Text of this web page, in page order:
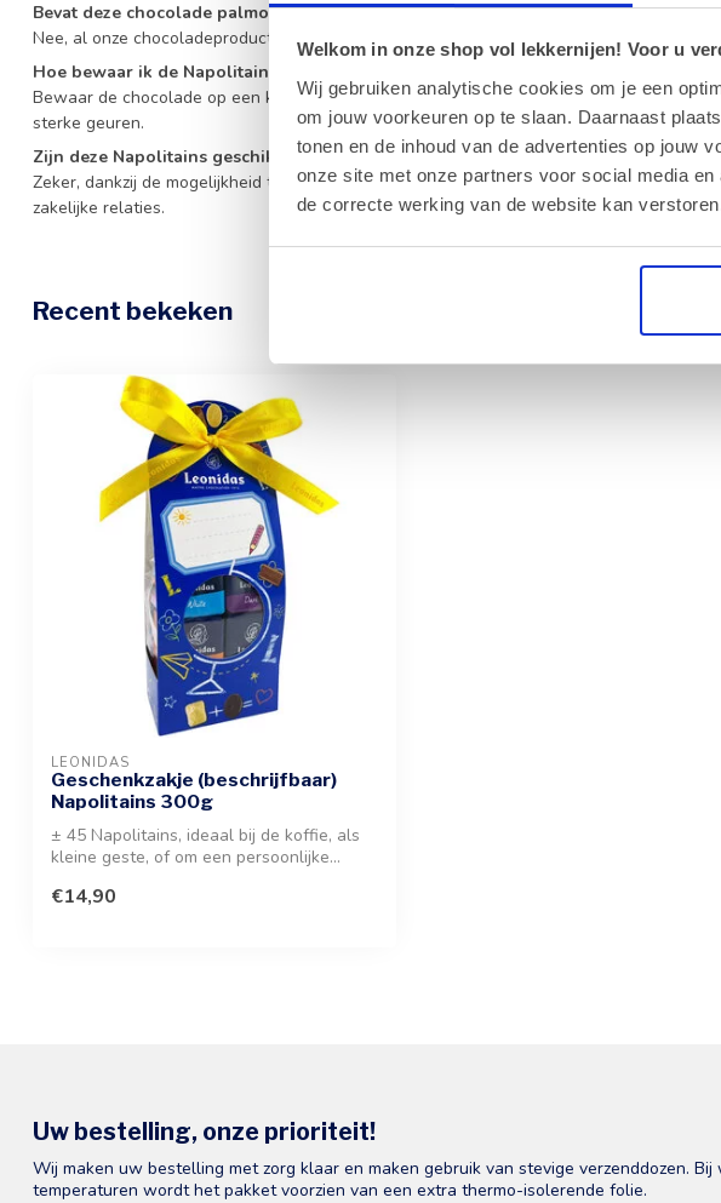
Welkom in onze shop vol lekkernijen! Voor u
Wij gebruiken analytische cookies om je een
om jouw voorkeuren op te slaan. Daarnaast
tonen en de inhoud van de advertenties op jouw
onze site met onze partners voor social media
de correcte werking van de website kan
Bevat deze chocolade palmolie?
Nee, al onze chocoladeproducten zijn bereid zonder palmolie en met gebruik van
Hoe bewaar ik de Napolitains het beste?
Bewaar de chocolade op een koele, droge plaats tussen de 15 en 18 graden, uit de
sterke geuren.
Zijn deze Napolitains geschikt als zakelijk geschenk?
Zeker, dankzij de mogelijkheid tot personalisatie is dit geschenkzakje een uitstekende
zakelijke relaties.
Recent bekeken
LEONIDAS
Geschenkzakje (beschrijfbaar)
Napolitains 300g
± 45 Napolitains, ideaal bij de koffie, als
kleine geste, of om een persoonlijke...
€14,90
Uw bestelling, onze prioriteit!
Wij maken uw bestelling met zorg klaar en maken gebruik van stevige verzenddozen. Bij
temperaturen wordt het pakket voorzien van een extra thermo-isolerende folie.